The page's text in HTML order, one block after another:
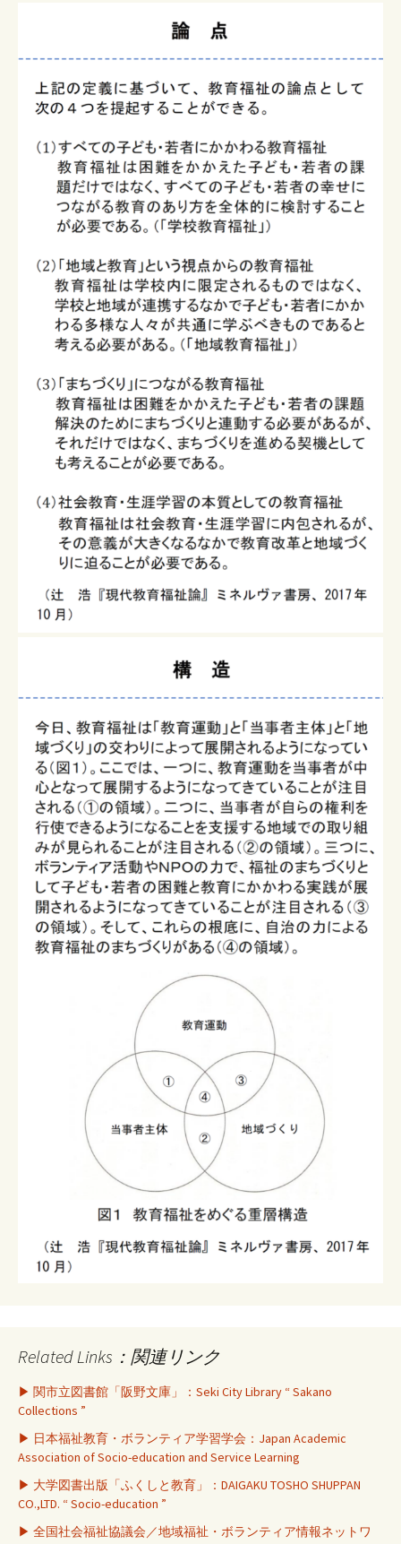
Related Links：関連リンク
▶ 関市立図書館「阪野文庫」：Seki City Library “ Sakano
Collections ”
▶ 日本福祉教育・ボランティア学習学会：Japan Academic
Association of Socio-education and Service Learning
▶ 大学図書出版「ふくしと教育」：DAIGAKU TOSHO SHUPPAN
CO.,LTD. “ Socio-education ”
▶ 全国社会福祉協議会／地域福祉・ボランティア情報ネットワ